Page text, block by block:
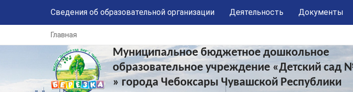
Сведения об образовательной организации Деятельность Документы
Главная
Муниципальное бюджетное дошкольное
образовательное учреждение «Детский сад
» города Чебоксары Чувашской Республики